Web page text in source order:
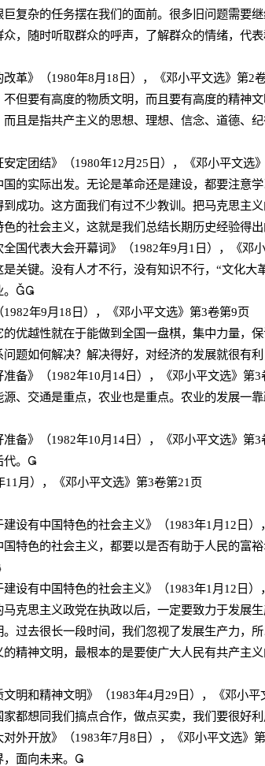
杂的任务摆在我们的面前。很多旧问题需要继
，随时听取群众的呼声，了解群众的情绪，代
改革》（1980年8月 18 日），《邓小平文选》第2
要有高度的物质文明，而且要有高度的精神文
且是指共产主义的思想、理想、信念、道德、
定团结》（1980年12月 25 日），《邓小平文选
实际出发。无论是革命还是建设，都要注意学
成功。这方面我们有过不少教训。把马克思主
的社会主义，这就是我们总结长期历史经验得出
国代表大会开幕词》（1982年9月 1 日），《邓
键。没有人才不行，没有知识不行， “文化大

1982年9月 18 日），《邓小平文选》第3卷第9页
越性就在于能做到全国一盘棋，集中力量，保
题如何解决？解决得好，对经济的发展就很有利
准备》（1982年10月 14日），《邓小平文选》第3
交通是重点，农业也是重点。农业的发展一靠
准备》（1982年10月 14日），《邓小平文选》第3
。 
11 月），《邓小平文选》第3卷第21 页
设有中国特色的社会主义》（1983年1 月 12 日）
色的社会主义，都要以是否有助于人民的富裕
设有中国特色的社会主义》（1983年1 月 12 日）
思主义政党在执政以后，一定要致力于发展生
过去很长一段时间，我们忽视了发展生产力，
精神文明，最根本的是要使广大人民有共产主
明和精神文明》（1983年4月 29 日），《邓小平
想同我们搞点合作，做点买卖，我们要很好利
外开放》（1983年7月8 日），《邓小平文选》第
面向未来。 